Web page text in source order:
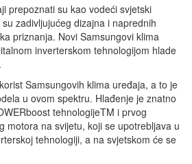
prepoznati su kao vodeći svjetski
zadivljujućeg dizajna i naprednih
priznanja. Novi Samsungovi klima
inverterskom tehnologijom hlade
Samsungovih klima uređaja, a to je
u ovom spektru. Hlađenje je znatno
tehnologijeTM i prvog
motora na svijetu, koji se upotrebljava u
tehnologiji, a na svjetskom će se